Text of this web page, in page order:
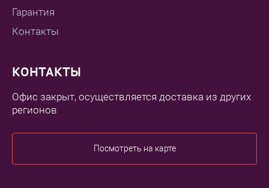
Гарантия
Контакты
КОНТАКТЫ
Офис закрыт, осуществляется доставка из других
регионов
Посмотреть на карте